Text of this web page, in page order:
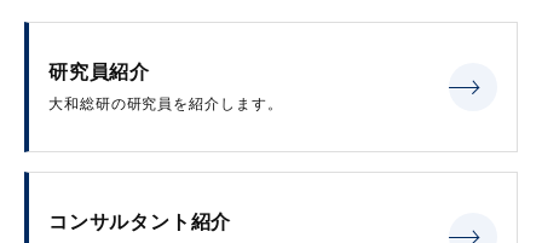
研究員紹介
大和総研の研究員を紹介します。
コンサルタント紹介